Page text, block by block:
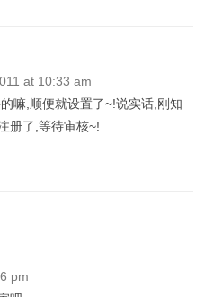
at 10:33 am
嘛,顺便就设置了~!说实话,刚知
册了,等待审核~!
pm